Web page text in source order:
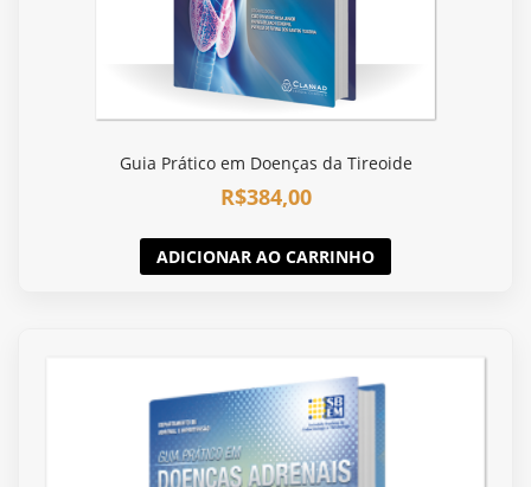
Guia Prático em Doenças da Tireoide
R$384,00
ADICIONAR AO CARRINHO